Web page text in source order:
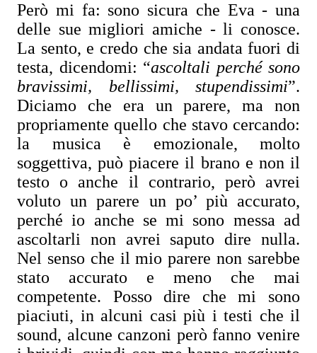
Però mi fa: sono sicura che Eva - una
delle sue migliori amiche - li conosce.
La sento, e credo che sia andata fuori di
testa, dicendomi: “ascoltali perché sono
bravissimi, bellissimi, stupendissimi”.
Diciamo che era un parere, ma non
propriamente quello che stavo cercando:
la musica è emozionale, molto
soggettiva, può piacere il brano e non il
testo o anche il contrario, però avrei
voluto un parere un po’ più accurato,
perché io anche se mi sono messa ad
ascoltarli non avrei saputo dire nulla.
Nel senso che il mio parere non sarebbe
stato accurato e meno che mai
competente. Posso dire che mi sono
piaciuti, in alcuni casi più i testi che il
sound, alcune canzoni però fanno venire